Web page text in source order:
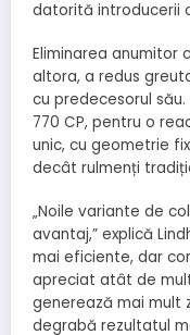
datorită introducerii
Eliminarea anumitor
altora, a redus
cu predecesorul
770 CP, pentru o
unic, cu geometrie
decât rulmenți
„Noile variante de
avantaj,” explică
mai eficiente, dar
apreciat atât de
generează mai mult
degrabă rezultatul